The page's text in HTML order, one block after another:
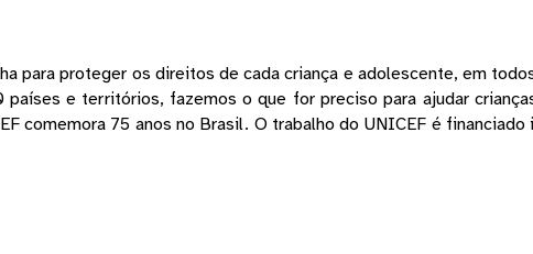
para proteger os direitos de cada criança e adolescente, em
e territórios, fazemos o que for preciso para ajudar
comemora 75 anos no Brasil. O trabalho do UNICEF é